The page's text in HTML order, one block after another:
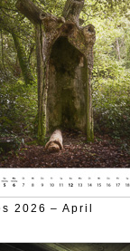
2026 – April